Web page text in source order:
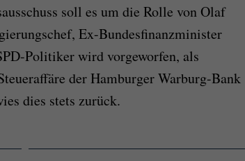
soll es um die Rolle von Olaf
Ex-Bundesfinanzminister
Politiker wird vorgeworfen, als
der Hamburger Warburg-Bank
dies stets zurück.